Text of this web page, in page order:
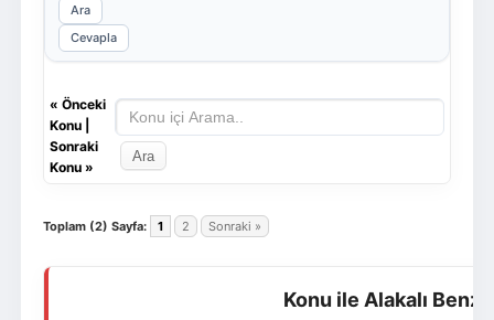
Ara
Cevapla
« Önceki
Konu|
Sonraki
Konu»
Toplam (2) Sayfa: 1 2 Sonraki »
Konu ile Alakalı